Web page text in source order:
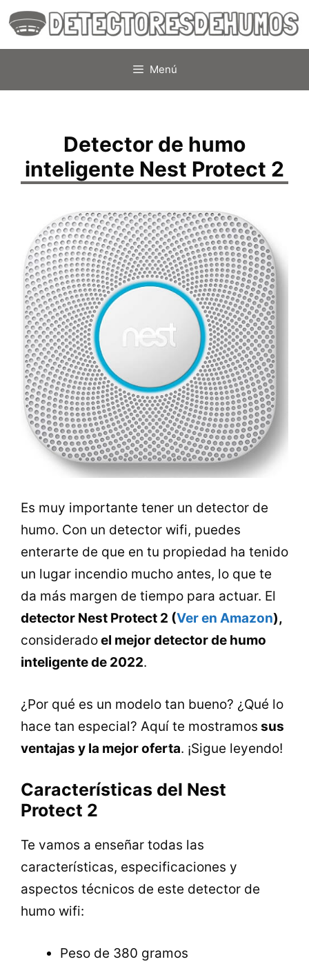
Saltar
contenido
Menú
Detector de humo
inteligente Nest Protect 2
Es muy importante tener un detector de
humo. Con un detector wifi, puedes
enterarte de que en tu propiedad ha tenido
un lugar incendio mucho antes, lo que te
da más margen de tiempo para actuar. El
detector Nest Protect 2 (Ver en Amazon),
consideradoel mejor detector de humo
inteligente de 2022.
¿Por qué es un modelo tan bueno? ¿Qué lo
hace tan especial? Aquí te mostramos sus
ventajas y la mejor oferta. ¡Sigue leyendo!
Características del Nest
Protect 2
Te vamos a enseñar todas las
características, especificaciones y
aspectos técnicos de este detector de
humo wifi:
Peso de 380 gramos